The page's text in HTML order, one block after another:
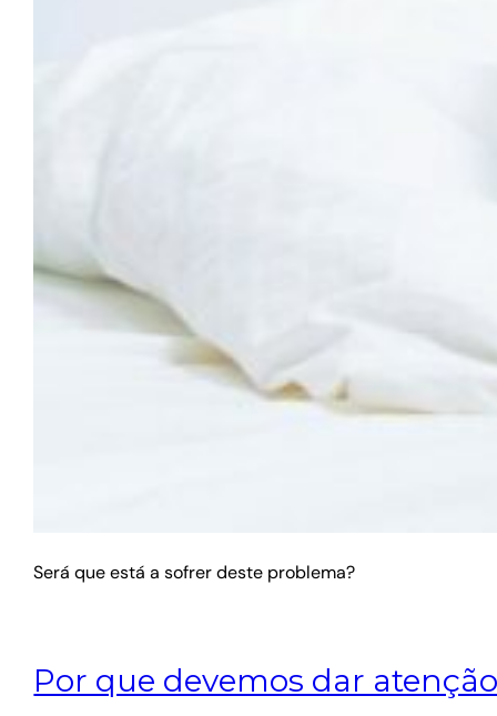
Será que está a sofrer deste problema?
Por que devemos dar